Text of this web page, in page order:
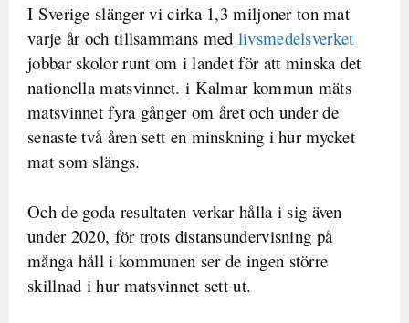
I Sverige slänger vi cirka 1,3 miljoner ton mat
varje år och tillsammans med livsmedelsverket
jobbar skolor runt om i landet för att minska det
nationella matsvinnet. i Kalmar kommun mäts
matsvinnet fyra gånger om året och under de
senaste två åren sett en minskning i hur mycket
mat som slängs.
Och de goda resultaten verkar hålla i sig även
under 2020, för trots distansundervisning på
många håll i kommunen ser de ingen större
skillnad i hur matsvinnet sett ut.